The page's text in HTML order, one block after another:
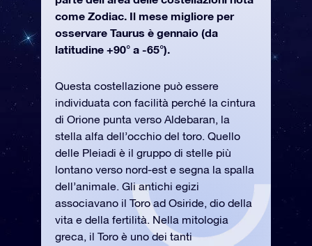
come Zodiac. Il mese migliore per
osservare Taurus è gennaio (da
latitudine +90° a -65°).
Questa costellazione può essere
individuata con facilità perché la cintura
di Orione punta verso Aldebaran, la
stella alfa dell’occhio del toro. Quello
delle Pleiadi è il gruppo di stelle più
lontano verso nord-est e segna la spalla
dell’animale. Gli antichi egizi
associavano il Toro ad Osiride, dio della
vita e della fertilità. Nella mitologia
greca, il Toro è uno dei tanti